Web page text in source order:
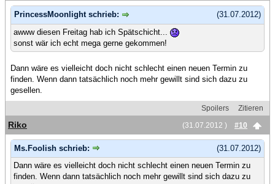
(31.07.2012)
PrincessMoonlight schrieb:
awww diesen Freitag hab ich Spätschicht...
sonst wär ich echt mega gerne gekommen!
Dann wäre es vielleicht doch nicht schlecht einen neuen Termin zu
finden. Wenn dann tatsächlich noch mehr gewillt sind sich dazu zu
gesellen.
Spoilers
Zitieren
(31.07.2012 )
#10
Riko
(31.07.2012)
Ms.Foolish schrieb:
Dann wäre es vielleicht doch nicht schlecht einen neuen Termin zu
finden. Wenn dann tatsächlich noch mehr gewillt sind sich dazu zu